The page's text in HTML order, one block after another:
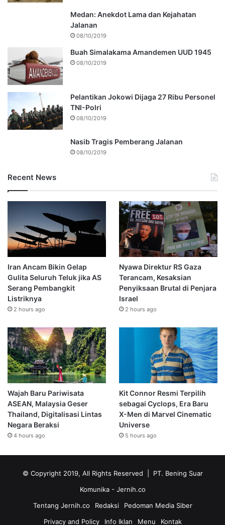
Medan: Anekdot Lama dan Kejahatan
Jalanan
08/10/2019
Buah Simalakama Amandemen UUD 1945
08/10/2019
Pelantikan Jokowi Dijaga 27 Ribu Personel
TNI-Polri
08/10/2019
Nasib Tragis Pemberang Jalanan
08/10/2019
Recent News
Iran Ancam Bikin Gelap
Gulita Seluruh Teluk jika AS
Serang Pembangkit
Listriknya
2 hours ago
Nyawa Direktur RS Gaza
Terancam, Kesaksian
Penyiksaan Brutal di Penjara
Israel
2 hours ago
Wajah Baru Pariwisata
ASEAN, Malaysia Geser
Thailand, Digitalisasi Lintas
Negara Beraksi
4 hours ago
Kit Connor Resmi Terpilih
sebagai Cyclops, Era Baru
X-Men di Marvel Cinematic
Universe
5 hours ago
© Copyright 2019, All Rights Reserved | PT. Bening Suar
Komunika - Jernih.co
Tentang Jernih.co
Redaksi
Pedoman Media Siber
Privacy and Policy
Info Iklan Menu Kontak